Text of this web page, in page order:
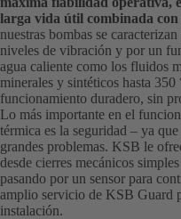
larga vida útil combinada
nuestras bombas se
niveles de vibración y por un
agua caliente como los fluidos
minerales y sintéticos hasta
funcionamiento duradero, sin
Lo más importante en el
térmica es la seguridad – ya
grandes problemas. KSB le
desde cierres mecánicos
pasando por un sensor para
amplio servicio de KSB Guard
instalación.